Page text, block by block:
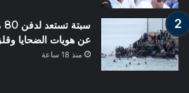
عن هويات الضحايا
منذ 18 ساعة